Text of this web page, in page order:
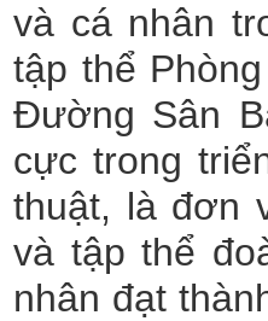
và cá nhân
tập thể
Đường Sân
cực trong
thuật, là đơn
và tập thể
nhân đạt